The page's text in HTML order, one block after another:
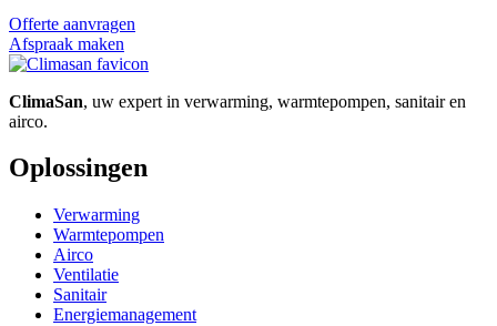
Offerte aanvragen
Afspraak maken
ClimaSan, uw expert in verwarming, warmtepompen, sanitair en
airco.
Oplossingen
Verwarming
Warmtepompen
Airco
Ventilatie
Sanitair
Energiemanagement